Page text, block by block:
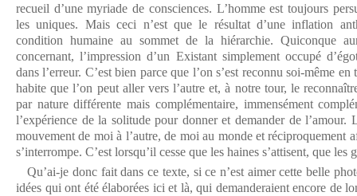
recueil d’une myriade de consciences. L’homme est toujours
les uniques. Mais ceci n’est que le résultat d’une inflation
condition humaine au sommet de la hiérarchie. Quiconque
concernant, l’impression d’un Existant simplement occupé
dans l’erreur. C’est bien parce que l’on s’est reconnu soi-même en
habite que l’on peut aller vers l’autre et, à notre tour, le
par nature différente mais complémentaire, immensément
l’expérience de la solitude pour donner et demander de l’amour.
mouvement de moi à l’autre, de moi au monde et réciproquement
s’interrompe. C’est lorsqu’il cesse que les haines s’attisent, que les
Qu’ai-je donc fait dans ce texte, si ce n’est aimer cette belle
idées qui ont été élaborées ici et là, qui demanderaient encore de